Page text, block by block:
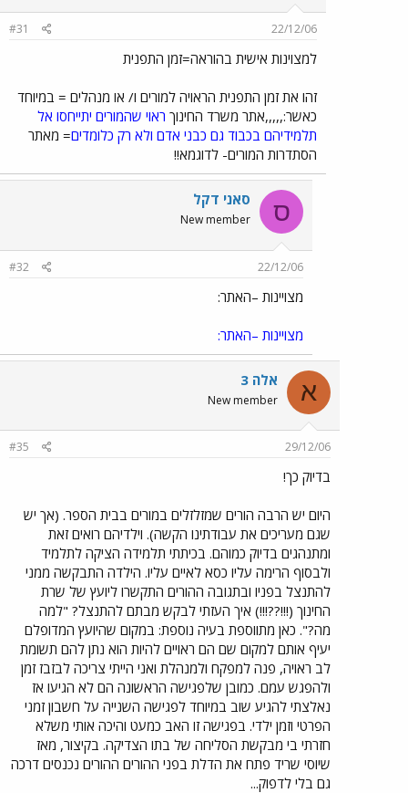
22/12/06
#31
למצוינות אישית בהוראה=זמן התפנית
זהו את זמן התפנית הראויה למורים ו/ או מנהלים = במיוחד
כאשר:,,,,,אתר משרד החינוך ראוי שהמורים יתייחסו אל
תלמידיהם בכבוד גם כבני אדם ולא רק כלומדים= מאתר
הסתדרות המורים- לדוגמא!!
ס סאני דקל
New member
22/12/06
#32
מצויינות –האתר:
מצויינות –האתר:
א אלה 3
New member
29/12/06
#35
בדיוק כך!
היום יש הרבה הורים שמזלזלים במורים בבית הספר. (אך יש
שגם מעריכים את עבודתינו הקשה). וילדיהם רואים זאת
ומתנהגים בדיוק כמוהם. בכיתתי תלמידה הציקה לתלמיד
ולבסוף הרימה עליו כסא לאיים עליו. הילדה התבקשה ממני
להתנצל בפניו ובתגובה ההורים התקשרו ליועץ של שרת
החינוך (!!!??!!!) איך העזתי לבקש מבתם להתנצל? "למה
מה?". כאן מתווספת בעיה נוספת: במקום שהיועץ המדופלם
יעיף אותם למקום שם הם ראויים להיות הוא נתן להם תשומת
לב ראויה, פנה למפקח ולמנהלת ואני הייתי צריכה לבזבז זמן
ולהפגש עמם. כמובן שלפגישה הראשונה הם לא הגיעו אז
נאלצתי להגיע שוב במיוחד לפגישה השנייה על חשבון זמני
הפרטי וזמן ילדי. בפגישה זו האב כמעט והיכה אותי משלא
חזרתי בי מבקשת הסליחה של בתו הצדיקה. בקיצור, מאז
שיוסי שריד פתח את הדלת בפני ההורים ההורים נכנסים דרכה
גם בלי לדפוק...